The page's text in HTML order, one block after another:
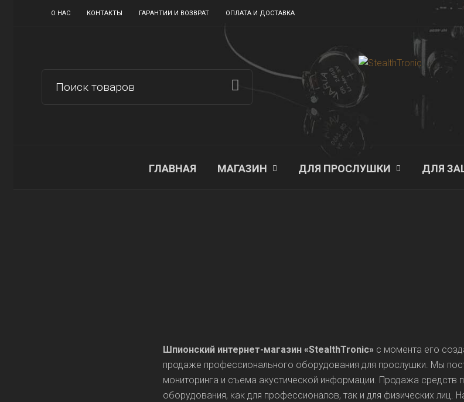
О НАС КОНТАКТЫ ГАРАНТИИ И ВОЗВРАТ ОПЛАТА И ДОСТАВКА
ГЛАВНАЯ МАГАЗИН ДЛЯ ПРОСЛУШКИ ДЛЯ
Шпионский интернет-магазин «StealthTronic» с момента его
продаже профессионального оборудования для прослушки. Мы
мониторинга и съема акустической информации. Продажа средств
оборудования, как для профессионалов, так и для физических лиц.